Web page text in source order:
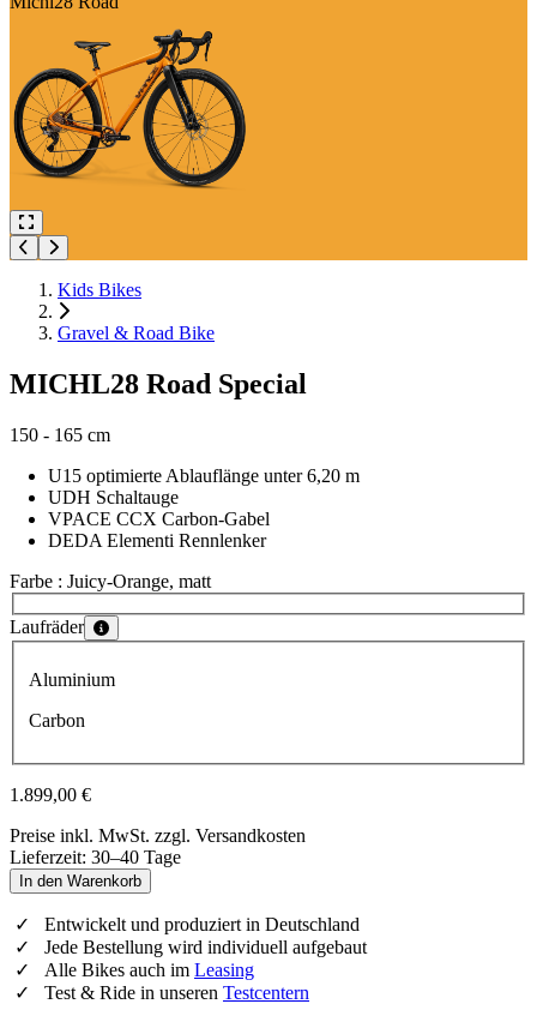
Kids Bikes
Gravel & Road Bike
MICHL28 Road Special
150 - 165 cm
U15 optimierte Ablauflänge unter 6,20 m
UDH Schaltauge
VPACE CCX Carbon-Gabel
DEDA Elementi Rennlenker
Farbe : Juicy-Orange, matt
Wähle eine Farbe
Laufräder
Aluminium
Carbon
1.899,00 €
Preise inkl. MwSt. zzgl. Versandkosten
Lieferzeit: 30–40 Tage
In den Warenkorb
Entwickelt und produziert in Deutschland
Jede Bestellung wird individuell aufgebaut
Alle Bikes auch im Leasing
Test & Ride in unseren Testcentern